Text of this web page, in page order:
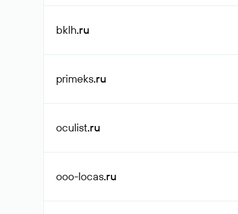
bklh.ru
primeks.ru
oculist.ru
ooo-locas.ru